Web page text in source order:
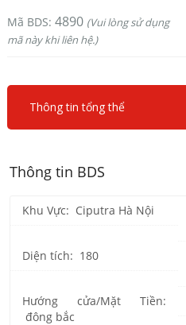
Mã BDS: 4890 (Vui lòng sử dụng
mã này khi liên hệ.)
Thông tin tổng thể
Thông tin BDS
Khu Vực: Ciputra Hà Nội
Diện tích: 180
Hướng cửa/Mặt Tiền:
đông bắc